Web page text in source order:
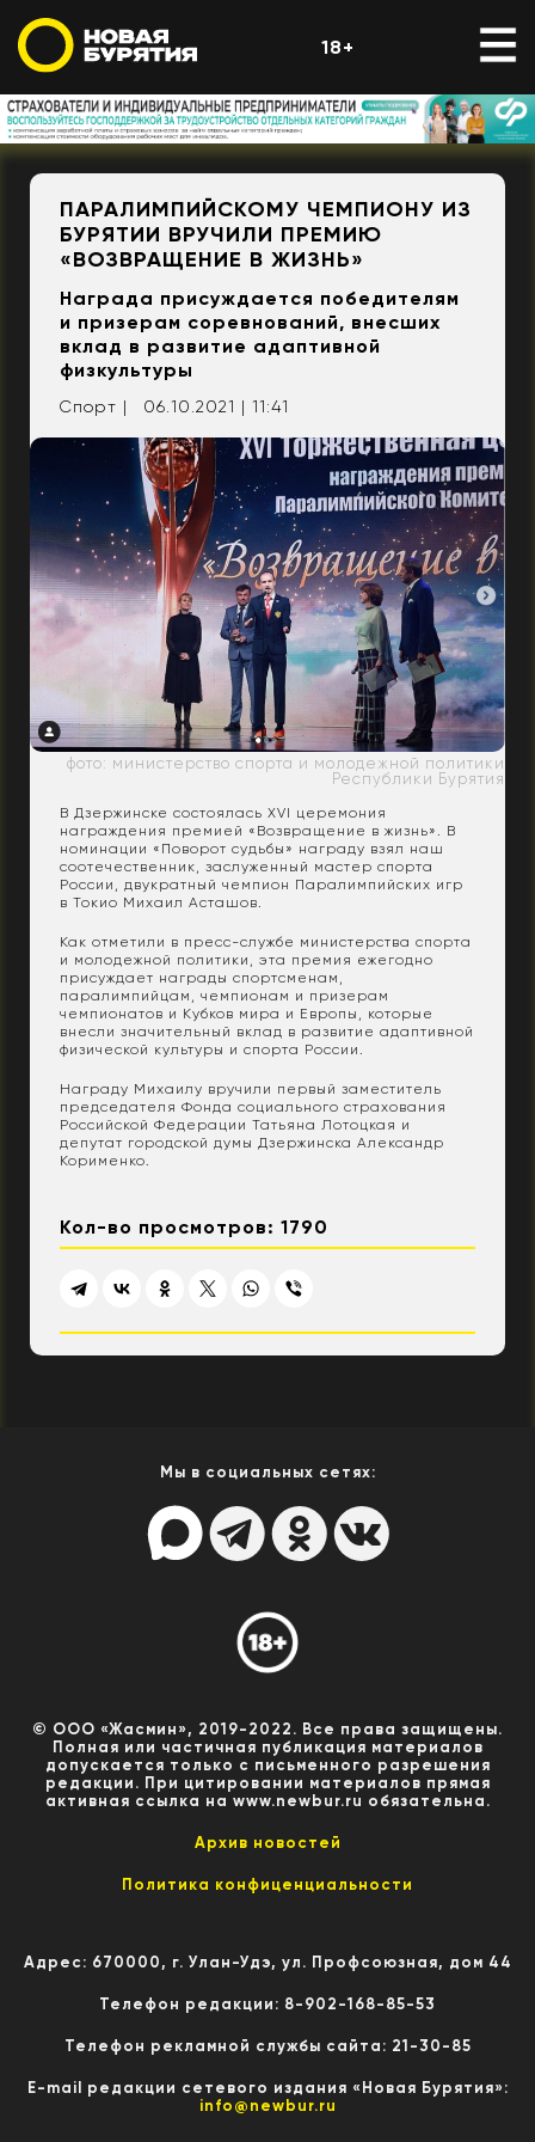
18+
ПАРАЛИМПИЙСКОМУ ЧЕМПИОНУ ИЗ
БУРЯТИИ ВРУЧИЛИ ПРЕМИЮ
«ВОЗВРАЩЕНИЕ В ЖИЗНЬ»
Награда присуждается победителям
и призерам соревнований, внесших
вклад в развитие адаптивной
физкультуры
Спорт | 06.10.2021 | 11:41
фото: министерство спорта и молодежной политики
Республики Бурятия
В Дзержинске состоялась XVI церемония
награждения премией «Возвращение в жизнь». В
номинации «Поворот судьбы» награду взял наш
соотечественник, заслуженный мастер спорта
России, двукратный чемпион Паралимпийских игр
в Токио Михаил Асташов.
Как отметили в пресс-службе министерства спорта
и молодежной политики, эта премия ежегодно
присуждает награды спортсменам,
паралимпийцам, чемпионам и призерам
чемпионатов и Кубков мира и Европы, которые
внесли значительный вклад в развитие адаптивной
физической культуры и спорта России.
Награду Михаилу вручили первый заместитель
председателя Фонда социального страхования
Российской Федерации Татьяна Лотоцкая и
депутат городской думы Дзержинска Александр
Корименко.
Кол-во просмотров: 1790
Мы в социальных сетях:
© ООО «Жасмин», 2019-2022. Все права защищены.
Полная или частичная публикация материалов
допускается только с письменного разрешения
редакции. При цитировании материалов прямая
активная ссылка на www.newbur.ru обязательна.
Архив новостей
Политика конфиценциальности
Адрес: 670000, г. Улан-Удэ, ул. Профсоюзная, дом 44
Телефон редакции: 8-902-168-85-53
Телефон рекламной службы сайта: 21-30-85
E-mail редакции сетевого издания «Новая Бурятия»:
info@newbur.ru